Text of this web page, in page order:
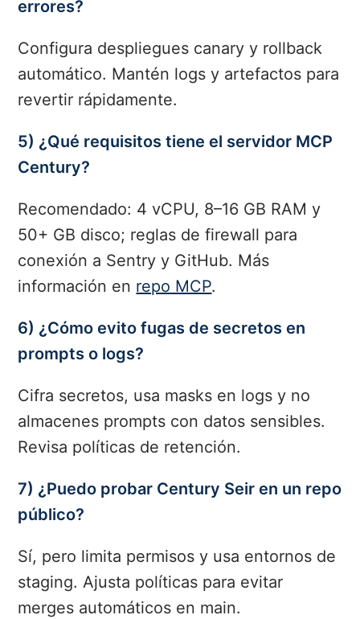
errores?
Configura despliegues canary y rollback
automático. Mantén logs y artefactos para
revertir rápidamente.
5) ¿Qué requisitos tiene el servidor MCP
Century?
Recomendado: 4 vCPU, 8–16 GB RAM y
50+ GB disco; reglas de firewall para
conexión a Sentry y GitHub. Más
información en repo MCP.
6) ¿Cómo evito fugas de secretos en
prompts o logs?
Cifra secretos, usa masks en logs y no
almacenes prompts con datos sensibles.
Revisa políticas de retención.
7) ¿Puedo probar Century Seir en un repo
público?
Sí, pero limita permisos y usa entornos de
staging. Ajusta políticas para evitar
merges automáticos en main.